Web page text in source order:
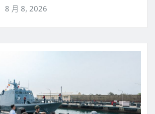
8 月 8, 2026